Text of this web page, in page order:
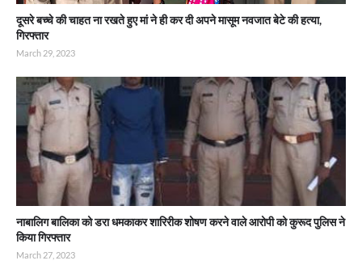
दूसरे बच्चे की चाहत ना रखते हुए मां ने ही कर दी अपने मासूम नवजात बेटे की हत्या,
गिरफ्तार
March 29, 2023
नाबालिग बालिका को डरा धमकाकर शारिरीक शोषण करने वाले आरोपी को कुरूद पुलिस ने
किया गिरफ्तार
March 27, 2023